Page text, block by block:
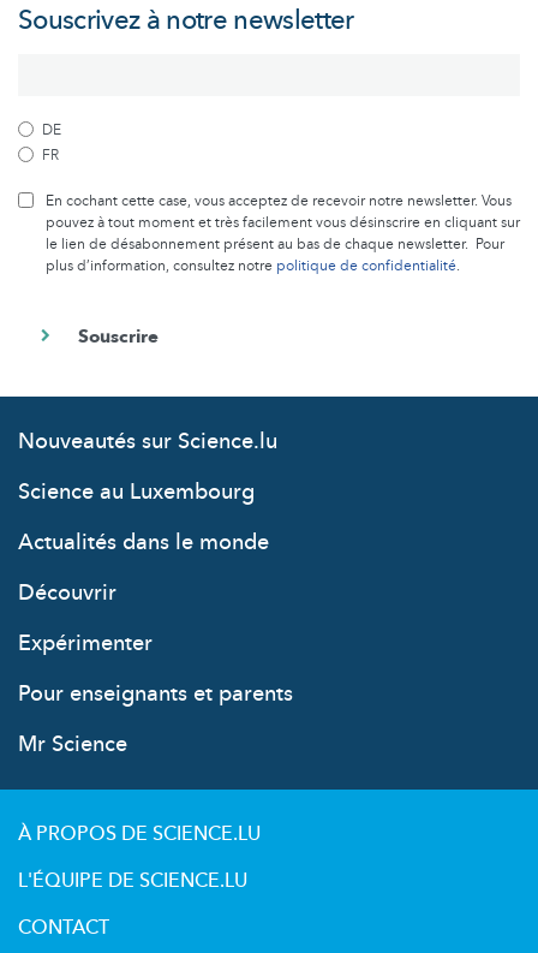
Souscrivez à notre newsletter
DE
FR
En cochant cette case, vous acceptez de recevoir notre newsletter. Vous
pouvez à tout moment et très facilement vous désinscrire en cliquant sur
le lien de désabonnement présent au bas de chaque newsletter. Pour
plus d’information, consultez notre politique de confidentialité.
Nouveautés sur Science.lu
Science au Luxembourg
Actualités dans le monde
Découvrir
Expérimenter
Pour enseignants et parents
Mr Science
À PROPOS DE SCIENCE.LU
L'ÉQUIPE DE SCIENCE.LU
CONTACT